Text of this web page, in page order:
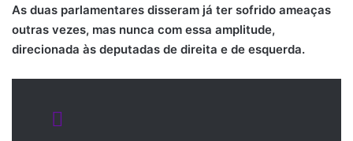
As duas parlamentares disseram já ter sofrido ameaças
outras vezes, mas nunca com essa amplitude,
direcionada às deputadas de direita e de esquerda.